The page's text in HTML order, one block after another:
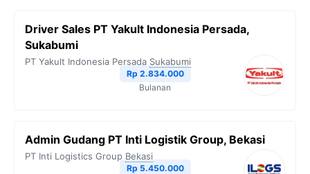
Driver Sales PT Yakult Indonesia Persada,
Sukabumi
PT Yakult Indonesia Persada Sukabumi
Rp 2.834.000
Bulanan
Admin Gudang PT Inti Logistik Group, Bekasi
PT Inti Logistics Group Bekasi
Rp 5.450.000